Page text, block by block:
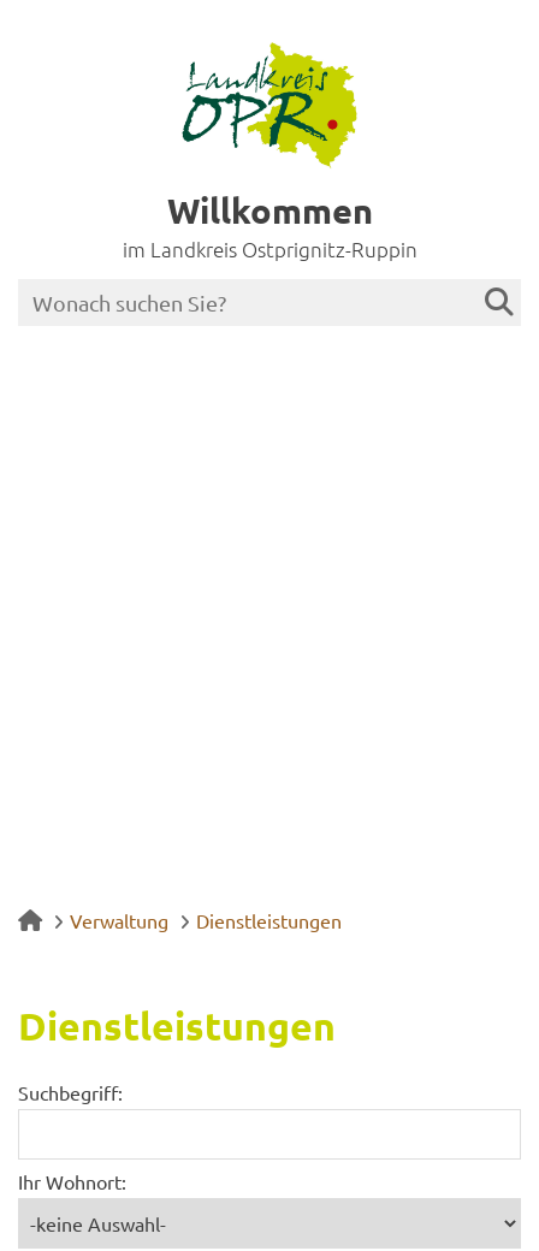
Willkommen
im Landkreis Ostprignitz-Ruppin
Verwaltung Dienstleistungen
Dienst­leis­tun­gen
Suchbegriff:
Ihr Wohnort: